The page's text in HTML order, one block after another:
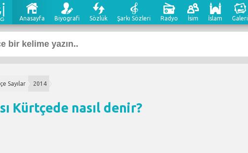
Anasayfa Biyografi Sözlük Şarkı Sözleri Radyo İsim İslam Galeri
Sayılar 2014
Kürtçede nasıl denir?